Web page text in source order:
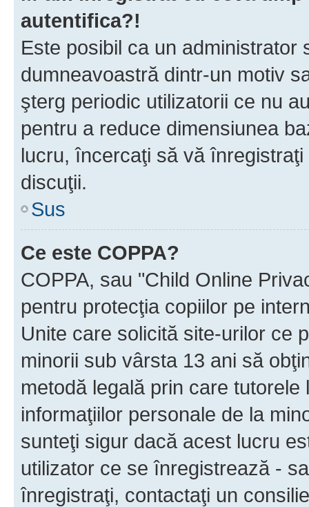
autentifica?!
Este posibil ca un
dumneavoastră dintr-un motiv
şterg periodic utilizatorii ce nu
pentru a reduce dimensiunea
lucru, încercaţi să vă
discuţii.
Sus
Ce este COPPA?
COPPA, sau "Child Online
pentru protecţia copiilor pe
Unite care solicită site-urilor ce
minorii sub vârsta 13 ani să
metodă legală prin care
informaţiilor personale de la
sunteţi sigur dacă acest lucru
utilizator ce se înregistrează -
înregistraţi, contactaţi un